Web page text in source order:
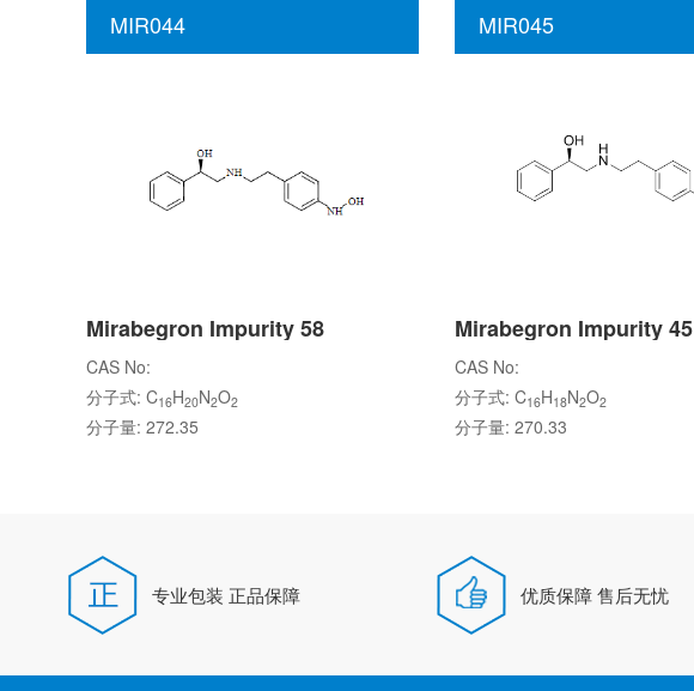
MIR044
Mirabegron Impurity 58
CAS No:
分子式: C16H20N2O2
分子量: 272.35
MIR045
Mirabegron Impurity 45
CAS No:
分子式: C16H18N2O2
分子量: 270.33
专业包装 正品保障 优质保障 售后无忧